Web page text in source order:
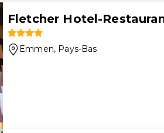
Fletcher Hotel-
Emmen, Pays-Bas